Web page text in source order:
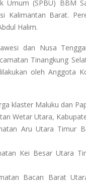
Umum (SPBU) BBM
Kalimantan Barat.
Halim.
dan Nusa
Tinangkung
oleh Anggota
klaster Maluku dan
Wetar Utara,
Aru Utara Timur
Kei Besar Utara
Bacan Barat